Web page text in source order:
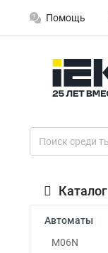
Помощь
Каталог
Автоматы
M06N